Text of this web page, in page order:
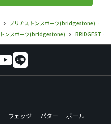
ブリヂストンスポーツ(bridgestone)
ンスポーツ(bridgestone) BRIDGESTONE GOLF TOUR B
ウェッジ パター
ボール